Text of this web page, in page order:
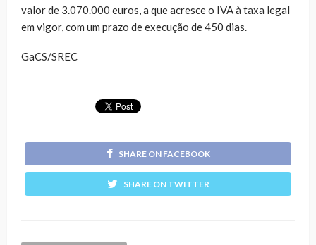
valor de 3.070.000 euros, a que acresce o IVA à taxa legal
em vigor, com um prazo de execução de 450 dias.
GaCS/SREC
SHARE ON FACEBOOK
SHARE ON TWITTER